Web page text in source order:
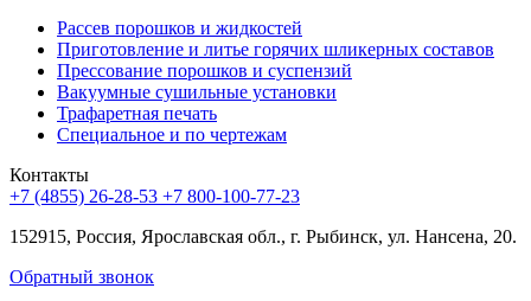
Рассев порошков и жидкостей
Приготовление и литье горячих шликерных составов
Прессование порошков и суспензий
Вакуумные сушильные установки
Трафаретная печать
Специальное и по чертежам
Контакты
+7 (4855) 26-28-53 +7 800-100-77-23
152915, Россия, Ярославская обл., г. Рыбинск, ул. Нансена, 20.
Обратный звонок